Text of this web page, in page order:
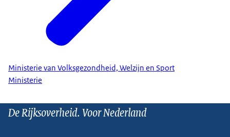
Ministerie van Volksgezondheid, Welzijn en Sport
Ministerie
De Rijksoverheid. Voor Nederland